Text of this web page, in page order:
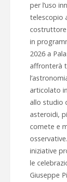
per l’uso
telescopio
costruttore
in
2026 a
affronterà
articolato
allo studio
asteroidi,
comete e
iniziative
le
Giuseppe